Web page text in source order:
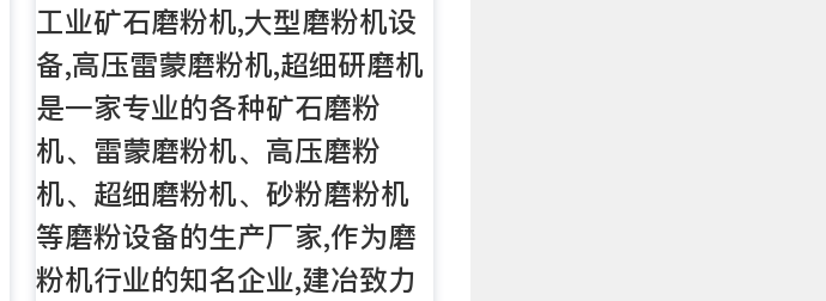
工业矿石磨粉机,大型磨粉机设
备,高压雷蒙磨粉机,超细研磨机
是一家专业的各种矿石磨粉
机、雷蒙磨粉机、高压磨粉
机、超细磨粉机、砂粉磨粉机
等磨粉设备的生产厂家,作为磨
粉机行业的知名企业,建冶致力